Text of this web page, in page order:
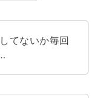
てないか毎回